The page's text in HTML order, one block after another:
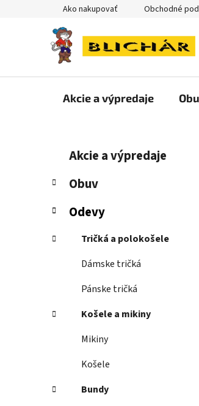
Ako nakupovať Obchodné
Akcie a výpredaje
č
ý
a
Preskočiť
kategórie
e
ó
i
Akcie a výpredaje
Obuv
Odevy
Tričká a polokošele
Dámske tričká
Pánske tričká
Košele a mikiny
Mikiny
Košele
Bundy